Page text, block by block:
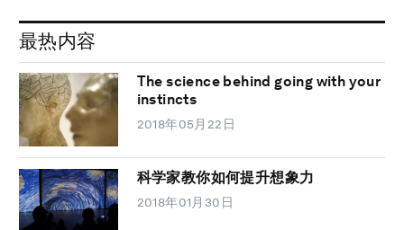
最热内容
The science behind going with your
instincts
2018年05月22日
科学家教你如何提升想象力
2018年01月30日